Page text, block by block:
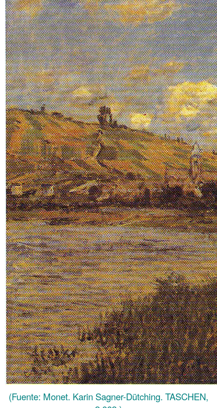
(Fuente: Monet. Karin Sagner-Dütching. TASCHEN,